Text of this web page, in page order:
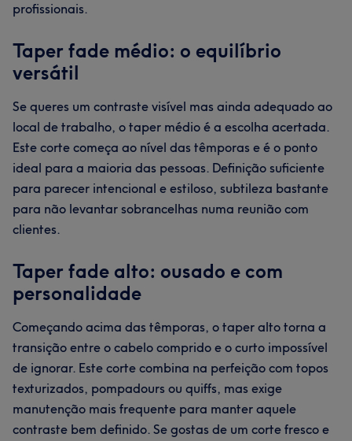
profissionais.
Taper fade médio: o equilíbrio
versátil
Se queres um contraste visível mas ainda adequado ao
local de trabalho, o taper médio é a escolha acertada.
Este corte começa ao nível das têmporas e é o ponto
ideal para a maioria das pessoas. Definição suficiente
para parecer intencional e estiloso, subtileza bastante
para não levantar sobrancelhas numa reunião com
clientes.
Taper fade alto: ousado e com
personalidade
Começando acima das têmporas, o taper alto torna a
transição entre o cabelo comprido e o curto impossível
de ignorar. Este corte combina na perfeição com topos
texturizados, pompadours ou quiffs, mas exige
manutenção mais frequente para manter aquele
contraste bem definido. Se gostas de um corte fresco e